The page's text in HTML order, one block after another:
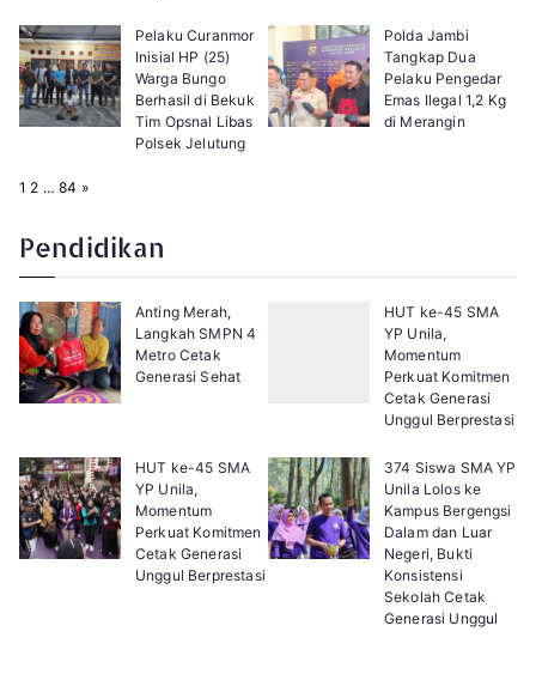
Pelaku Curanmor
Inisial HP (25)
Warga Bungo
Berhasil di Bekuk
Tim Opsnal Libas
Polsek Jelutung
Polda Jambi
Tangkap Dua
Pelaku Pengedar
Emas Ilegal 1,2 Kg
di Merangin
P
:
1 2 … 84 N
»
Pendidikan
Anting Merah,
Langkah SMPN 4
Metro Cetak
Generasi Sehat
HUT ke-45 SMA
YP Unila,
Momentum
Perkuat Komitmen
Cetak Generasi
Unggul Berprestasi
HUT ke-45 SMA
YP Unila,
Momentum
Perkuat Komitmen
Cetak Generasi
Unggul Berprestasi
374 Siswa SMA YP
Unila Lolos ke
Kampus Bergengsi
Dalam dan Luar
Negeri, Bukti
Konsistensi
Sekolah Cetak
Generasi Unggul